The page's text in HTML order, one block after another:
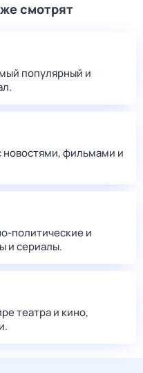
смотрят
популярный и
фильмами и
политические и
и сериалы.
театра и кино,